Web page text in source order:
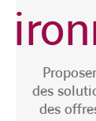
des
des